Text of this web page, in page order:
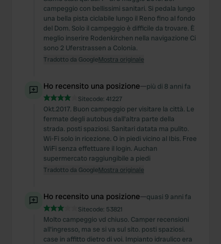
campeggio con bellissimi sanitari. Si pedala lungo
una bella pista ciclabile lungo il Reno fino al fondo
del Dom. Solo il campeggio è difficile da trovare. È
meglio inserire Rodenkirchen nella navigazione Ci
sono 2 Uferstrassen a Colonia.
Tradotto da GoogleMostra originale
Ho recensito una posizione—più di 8 anni fa
Sitecode: 41227
Okt.2017. Buon campeggio per visitare la città. Le
fermate degli autobus dall'altra parte della
strada. posti spaziosi. Sanitari datata ma pulito.
Wi-Fi solo in ricezione. O in piedi vicino al Ibis. Free
WiFi senza effettuare il login. Auchan
supermercato raggiungibile a piedi
Tradotto da GoogleMostra originale
Ho recensito una posizione—quasi 9 anni fa
Sitecode: 53821
Molto campeggio vd chiuso. Camper recensioni
all'ingresso, ma se si va sul sito. posti spaziosi.
case in affitto dietro di voi. Impianto idraulico era